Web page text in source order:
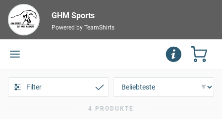
GHM Sports
Powered by TeamShirts
Filter
4 PRODUKTE